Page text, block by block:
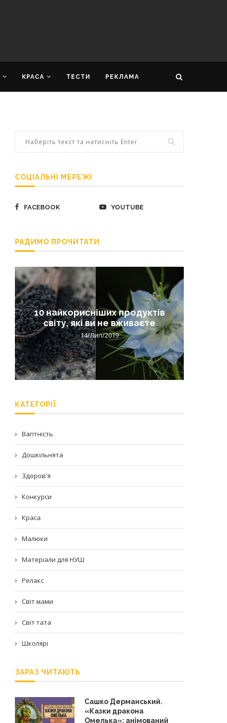
КРАСА ТЕСТИ РЕКЛАМА
СОЦІАЛЬНІ МЕРЕЖІ
FACEBOOK YOUTUBE
РАДИМО ПРОЧИТАТИ
10 найкорисніших продуктів
світу, які ви не вживаєте
14/Лип/2019
КАТЕГОРІЇ
Вагітність
Дошкільнята
Здоров'я
Конкурси
Краса
Малюки
Матеріали для НУШ
Релакс
Світ мами
Світ тата
Школярі
ЗАРАЗ ЧИТАЮТЬ
Сашко Дерманський.
«Казки дракона
Омелька»: анімований